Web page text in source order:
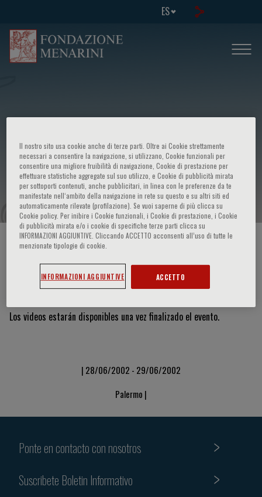
ES
International congress on COPD and
lung cancer: distinct or interrelated
entities?
HOME PAGE / CURSOS Y EVENTOS
Vídeos y diapositivas
Los videos estarán disponibles una vez finalizado el evento.
| 28/06/2002 - 29/06/2002
Palermo |
Ponte en contacto con nosotros
Suscribete Boletin Informativo
Il nostro sito usa cookie anche di terze parti. Oltre ai Cookie strettamente
necessari a consentire la navigazione, si utilizzano, Cookie funzionali per
consentire una migliore fruibilità di navigazione, Cookie di prestazione per
effettuare statistiche aggregate sul suo utilizzo, e Cookie di pubblicità mirata
per sottoporti contenuti, anche pubblicitari, in linea con le preferenze da te
manifestate nell‘ambito della navigazione in rete su questo e su altri siti ed
automaticamente rilevate (profilazione). Se vuoi saperne di più clicca su
Cookie policy. Per inibire i Cookie funzionali, i Cookie di prestazione, i Cookie
di pubblicità mirata e/o i cookie di specifiche terze parti clicca su
INFORMAZIONI AGGIUNTIVE. Cliccando ACCETTO acconsenti all’uso di tutte le
menzionate tipologie di cookie.
INFORMAZIONI AGGIUNTIVE ACCETTO